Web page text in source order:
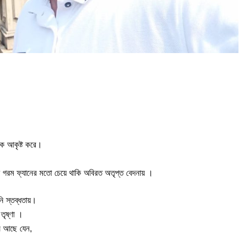
আকৃষ্ট করে।
ফ্যানের মতো চেয়ে থাকি অবিরত অতৃপ্ত বেদনায় ।
স্তব্ধতায়।
।
আছে যেন,